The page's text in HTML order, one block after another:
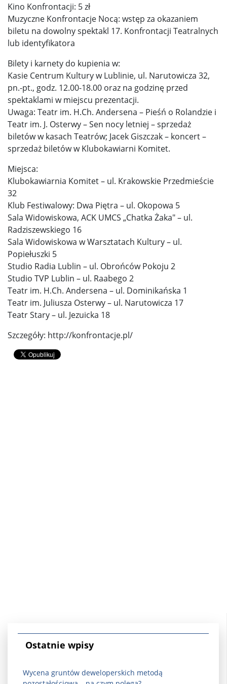
Kino Konfrontacji: 5 zł
Muzyczne Konfrontacje Nocą: wstęp za okazaniem
biletu na dowolny spektakl 17. Konfrontacji Teatralnych
lub identyfikatora
Bilety i karnety do kupienia w:
Kasie Centrum Kultury w Lublinie, ul. Narutowicza 32,
pn.-pt., godz. 12.00-18.00 oraz na godzinę przed
spektaklami w miejscu prezentacji.
Uwaga: Teatr im. H.Ch. Andersena – Pieśń o Rolandzie i
Teatr im. J. Osterwy – Sen nocy letniej – sprzedaż
biletów w kasach Teatrów; Jacek Giszczak – koncert –
sprzedaż biletów w Klubokawiarni Komitet.
Miejsca:
Klubokawiarnia Komitet – ul. Krakowskie Przedmieście
32
Klub Festiwalowy: Dwa Piętra – ul. Okopowa 5
Sala Widowiskowa, ACK UMCS „Chatka Żaka" – ul.
Radziszewskiego 16
Sala Widowiskowa w Warsztatach Kultury – ul.
Popiełuszki 5
Studio Radia Lublin – ul. Obrońców Pokoju 2
Studio TVP Lublin – ul. Raabego 2
Teatr im. H.Ch. Andersena – ul. Dominikańska 1
Teatr im. Juliusza Osterwy – ul. Narutowicza 17
Teatr Stary – ul. Jezuicka 18
Szczegóły: http://konfrontacje.pl/
Ostatnie wpisy
Wycena gruntów deweloperskich metodą